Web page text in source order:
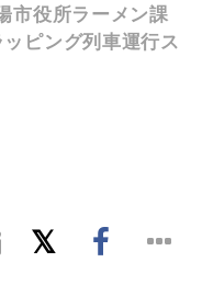
市役所ラーメン課
ピング列車運行ス